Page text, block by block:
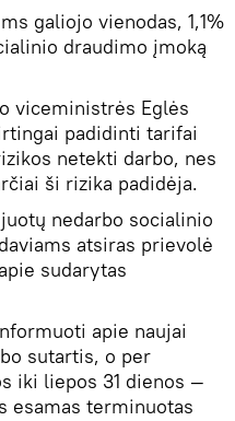
galiojo vienodas, 1,1%
draudimo įmoką
viceministrės Eglės
padidinti tarifai
netekti darbo, nes
ši rizika padidėja.
nedarbo socialinio
atsiras prievolė
sudarytas
apie naujai
sutartis, o per
iki liepos 31 dienos —
esamas terminuotas